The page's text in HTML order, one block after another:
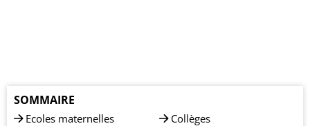
SOMMAIRE
Ecoles maternelles
Collèges